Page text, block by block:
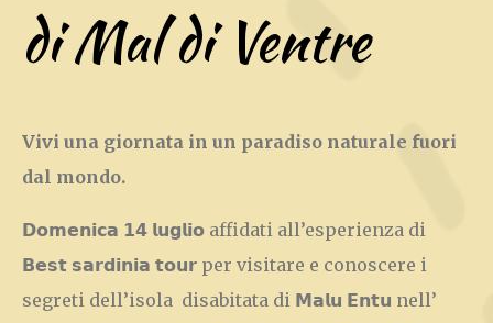
di Mal di Ventre
Vivi una giornata in un paradiso naturale fuori
dal mondo.
𝗗𝗼𝗺𝗲𝗻𝗶𝗰𝗮 𝟭𝟰 𝗹𝘂𝗴𝗹𝗶𝗼 affidati all’esperienza di
𝗕𝗲𝘀𝘁 𝘀𝗮𝗿𝗱𝗶𝗻𝗶𝗮 𝘁𝗼𝘂𝗿 per visitare e conoscere i
segreti dell’isola disabitata di 𝗠𝗮𝗹𝘂 𝗘𝗻𝘁𝘂 nell’